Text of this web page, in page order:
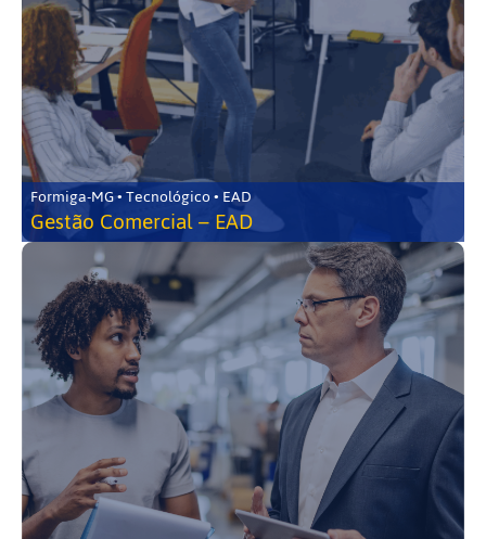
Formiga-MG • Tecnológico • EAD
Gestão Comercial – EAD